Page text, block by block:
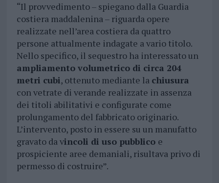
“Il provvedimento – spiegano dalla Guardia
costiera maddalenina – riguarda opere
realizzate nell’area costiera da quattro
persone attualmente indagate a vario titolo.
Nello specifico, il sequestro ha interessato un
ampliamento volumetrico di circa 204
metri cubi, ottenuto mediante la chiusura
con vetrate di verande realizzate in assenza
dei titoli abilitativi e configurate come
prolungamento del fabbricato originario.
L’intervento, posto in essere su un manufatto
gravato da vincoli di uso pubblico e
prospiciente aree demaniali, risultava privo di
permesso di costruire”.